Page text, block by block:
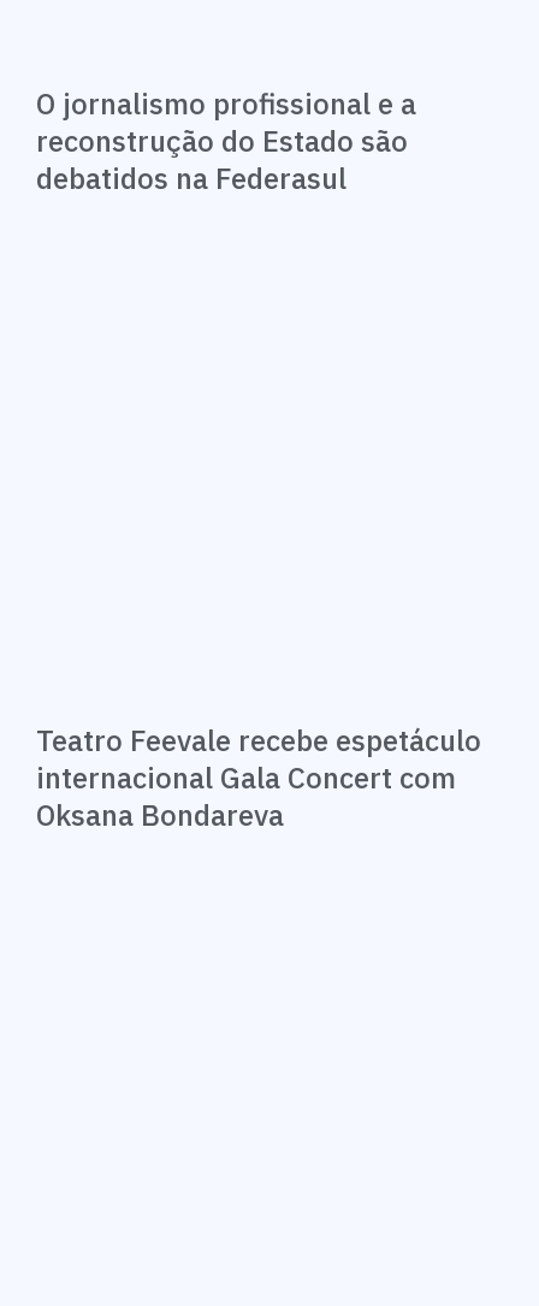
O jornalismo profissional e a
reconstrução do Estado são
debatidos na Federasul
Teatro Feevale recebe espetáculo
internacional Gala Concert com
Oksana Bondareva